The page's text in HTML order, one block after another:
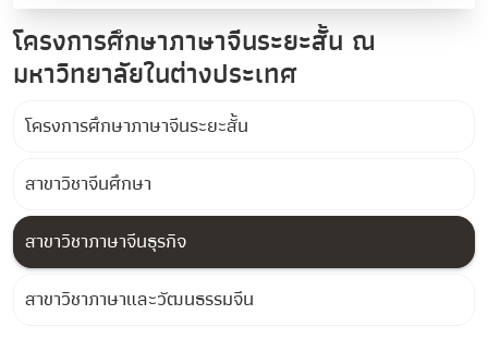
โครงการศึกษาภาษาจีนระยะสั้น ณ
มหาวิทยาลัยในต่างประเทศ
โครงการศึกษาภาษาจีนระยะสั้น
สาขาวิชาจีนศึกษา
สาขาวิชาภาษาจีนธุรกิจ
สาขาวิชาภาษาและวัฒนธรรมจีน